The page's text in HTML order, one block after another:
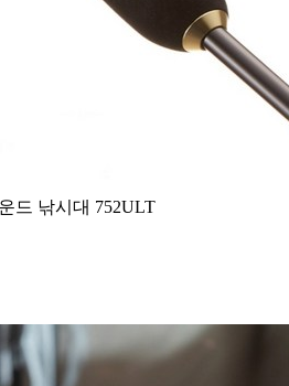
드 낚시대 752ULT